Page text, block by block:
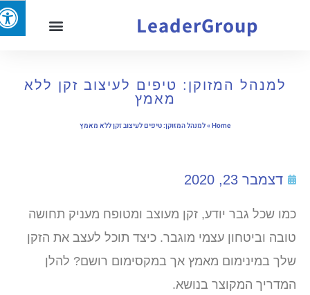
LeaderGroup
למנהל המזוקן: טיפים לעיצוב זקן ללא
מאמץ
Home
»למנהל המזוקן: טיפים לעיצוב זקן ללא מאמץ
דצמבר 23, 2020
כמו שכל גבר יודע, זקן מעוצב ומטופח מעניק תחושה
טובה וביטחון עצמי מוגבר. כיצד תוכל לעצב את הזקן
שלך במינימום מאמץ אך במקסימום רושם? להלן
המדריך המקוצר בנושא.